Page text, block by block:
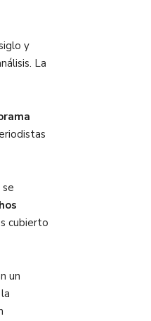
y
La
cubierto
un